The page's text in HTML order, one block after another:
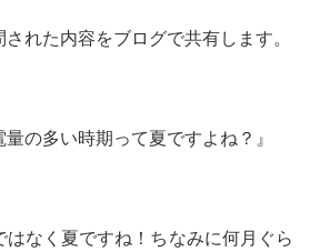
れた内容をブログで共有します。
の多い時期って夏ですよね？』
なく夏ですね！ちなみに何月ぐら